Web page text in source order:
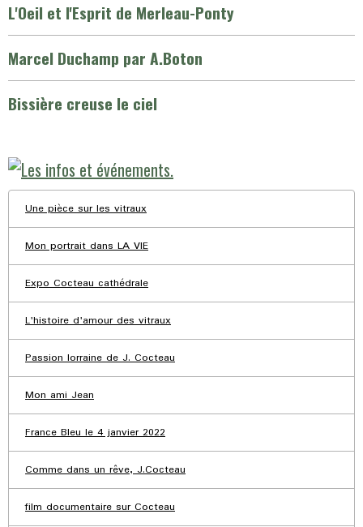
L'Oeil et l'Esprit de Merleau-Ponty
Marcel Duchamp par A.Boton
Bissière creuse le ciel
Une pièce sur les vitraux
Mon portrait dans LA VIE
Expo Cocteau cathédrale
L'histoire d'amour des vitraux
Passion lorraine de J. Cocteau
Mon ami Jean
France Bleu le 4 janvier 2022
Comme dans un rêve, J.Cocteau
film documentaire sur Cocteau